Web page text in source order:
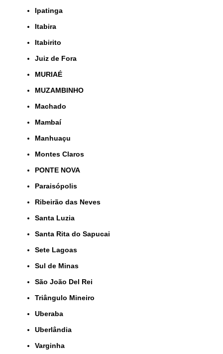
Ipatinga
Itabira
Itabirito
Juiz de Fora
MURIAÉ
MUZAMBINHO
Machado
Mambaí
Manhuaçu
Montes Claros
PONTE NOVA
Paraisópolis
Ribeirão das Neves
Santa Luzia
Santa Rita do Sapucai
Sete Lagoas
Sul de Minas
São João Del Rei
Triângulo Mineiro
Uberaba
Uberlândia
Varginha